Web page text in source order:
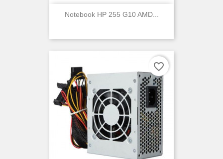
Notebook HP 255 G10 AMD...
favorite_border